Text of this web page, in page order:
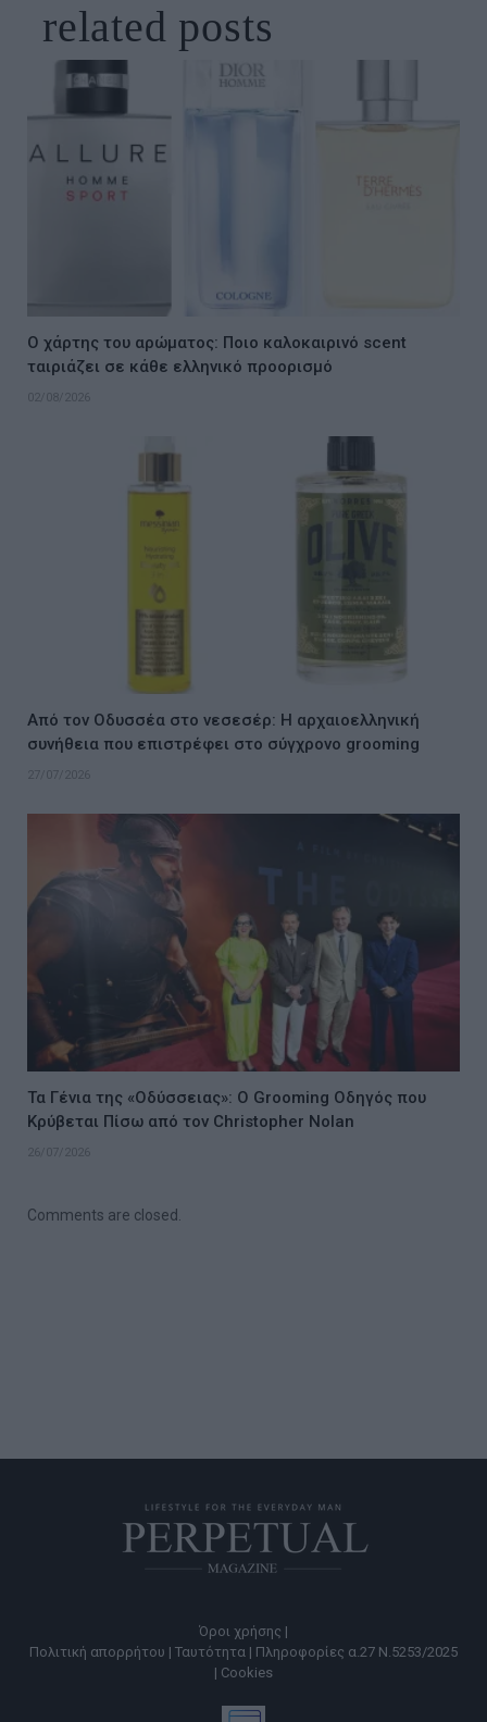
related posts
Ο χάρτης του αρώματος: Ποιο καλοκαιρινό scent
ταιριάζει σε κάθε ελληνικό προορισμό
02/08/2026
Από τον Οδυσσέα στο νεσεσέρ: Η αρχαιοελληνική
συνήθεια που επιστρέφει στο σύγχρονο grooming
27/07/2026
Τα Γένια της «Οδύσσειας»: Ο Grooming Οδηγός που
Κρύβεται Πίσω από τον Christopher Nolan
26/07/2026
Comments are closed.
Όροι χρήσης |
Πολιτική απορρήτου | Ταυτότητα | Πληροφορίες α.27 Ν.5253/2025
| Cookies